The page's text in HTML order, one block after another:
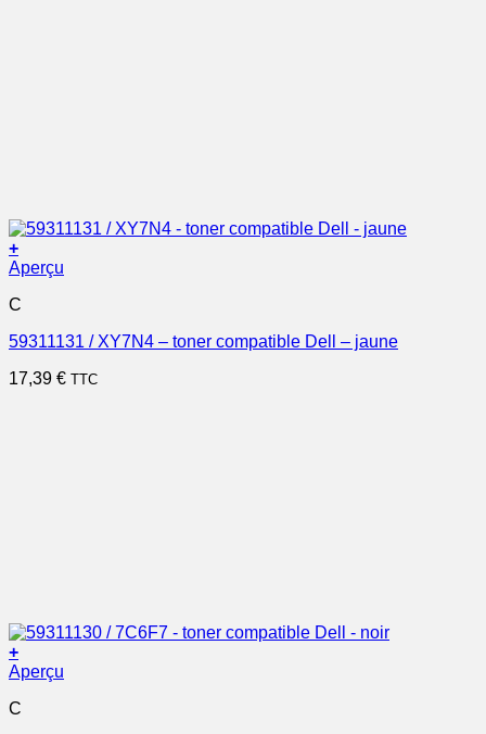
+
Aperçu
C
59311131 / XY7N4 – toner compatible Dell – jaune
17,39 € TTC
+
Aperçu
C